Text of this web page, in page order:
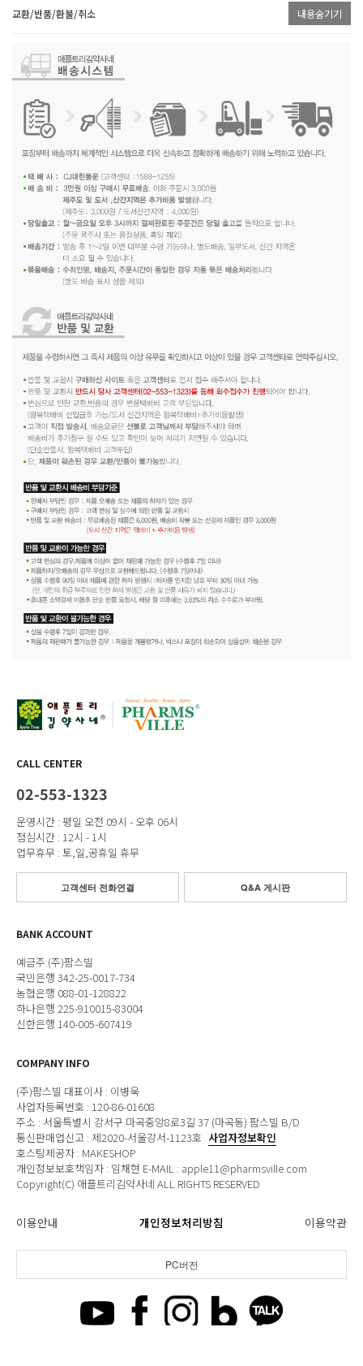
교환/반품/환불/취소 내용숨기기
CALL CENTER
02-553-1323
운영시간 : 평일 오전 09시 - 오후 06시
점심시간 : 12시 - 1시
업무휴무 : 토,일,공휴일 휴무
고객센터 전화연결 Q&A 게시판
BANK ACCOUNT
예금주:(주)팜스빌
국민은행 342-25-0017-734
농협은행 088-01-128822
하나은행 225-910015-83004
신한은행 140-005-607419
COMPANY INFO
(주)팜스빌 대표이사 : 이병욱
사업자등록번호 : 120-86-01608
주소 : 서울특별시 강서구 마곡중앙8로3길 37 (마곡동) 팜스빌 B/D
통신판매업신고 : 제2020-서울강서-1123호 사업자정보확인
호스팅제공자 : MAKESHOP
개인정보보호책임자 : 임채현 E-MAIL : apple11@pharmsville.com
Copyright(C) 애플트리김약사네 ALL RIGHTS RESERVED
이용안내 개인정보처리방침 이용약관
PC버전